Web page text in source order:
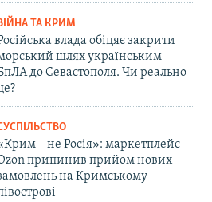
ТА КРИМ
влада обіцяє закрити
шлях українським
до Севастополя. Чи реально
– не Росія»: маркетплейс
припинив прийом нових
на Кримському